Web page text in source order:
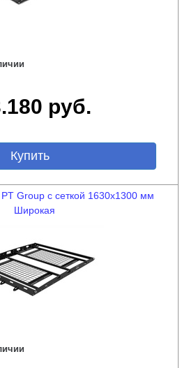
руб.
Group с сеткой 1630х1300 мм
Широкая